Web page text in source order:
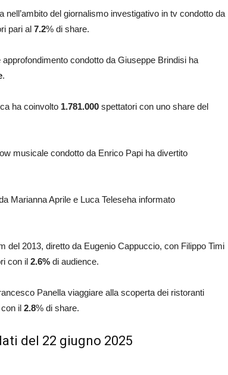
nell’ambito del giornalismo investigativo in tv condotto da
pari al 7.2% di share.
condotto da Giuseppe Brindisi ha
.
ha coinvolto 1.781.000 spettatori con uno share del
musicale condotto da Enrico Papi ha divertito
Marianna Aprile e Luca Teleseha informato
del 2013, diretto da Eugenio Cappuccio, con Filippo Timi
con il 2.6% di audience.
Panella viaggiare alla scoperta dei ristoranti
il 2.8% di share.
del 22 giugno 2025